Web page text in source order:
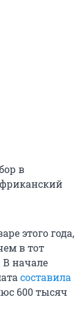
в
этого года,
в тот
начале
составила
600 тысяч